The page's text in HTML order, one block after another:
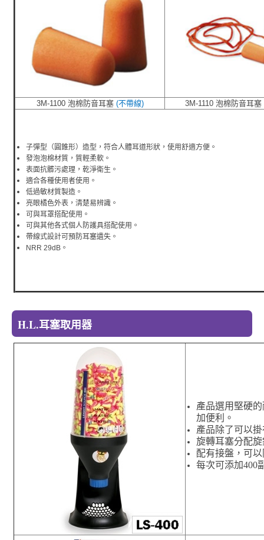
3M-1100 泡棉防音耳塞 (不帶線) 3M-1110 泡棉防音耳
子彈型（圓錐形）造型，符合人體耳道形狀，使用舒適方便。
發泡泡棉材質，質輕柔軟。
表面抗髒污處理，乾淨衛生。
適合各種使用者使用。
低過敏材質製造。
亮眼橘色外表，清楚易辨識。
可與耳罩搭配使用。
可與其他各式個人防護具搭配使用。
帶線式設計可預防耳塞遺失。
NRR 29dB。
H.L.耳塞取用器
產品選用堅硬
加便利。
產品除了可以
旋轉耳塞分配
配有接盤， 可
每次可添加400